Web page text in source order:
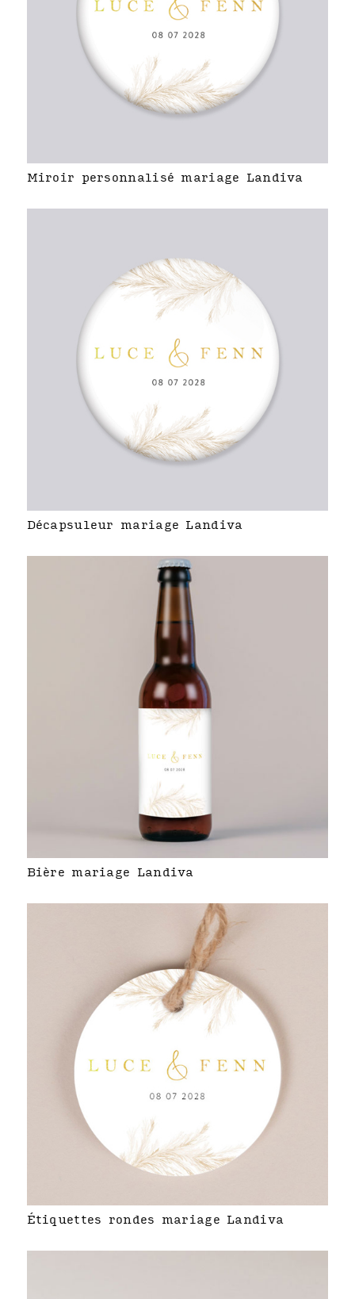
Miroir personnalisé mariage Landiva
Décapsuleur mariage Landiva
Bière mariage Landiva
Étiquettes rondes mariage Landiva